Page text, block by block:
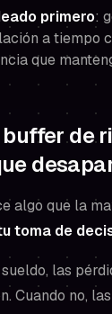
primero:
a tiempo
que
de
algo que la
toma de
las
Cuando no,